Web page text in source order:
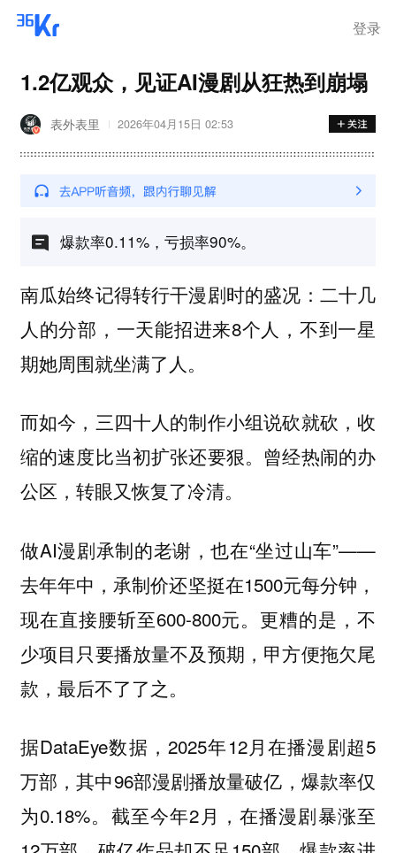
登录
1.2亿观众，见证AI漫剧从狂热到崩塌
表外表里 2026年04月15日 02:53
爆款率0.11%，亏损率90%。
南瓜始终记得转行干漫剧时的盛况：二十几
人的分部，一天能招进来8个人，不到一星
期她周围就坐满了人。
而如今，三四十人的制作小组说砍就砍，收
缩的速度比当初扩张还要狠。曾经热闹的办
公区，转眼又恢复了冷清。
做AI漫剧承制的老谢，也在“坐过山车”——
去年年中，承制价还坚挺在1500元每分钟，
现在直接腰斩至600-800元。更糟的是，不
少项目只要播放量不及预期，甲方便拖欠尾
款，最后不了了之。
据DataEye数据，2025年12月在播漫剧超5
万部，其中96部漫剧播放量破亿，爆款率仅
为0.18%。截至今年2月，在播漫剧暴涨至